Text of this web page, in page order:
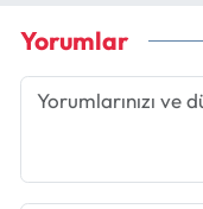
Yorumlar